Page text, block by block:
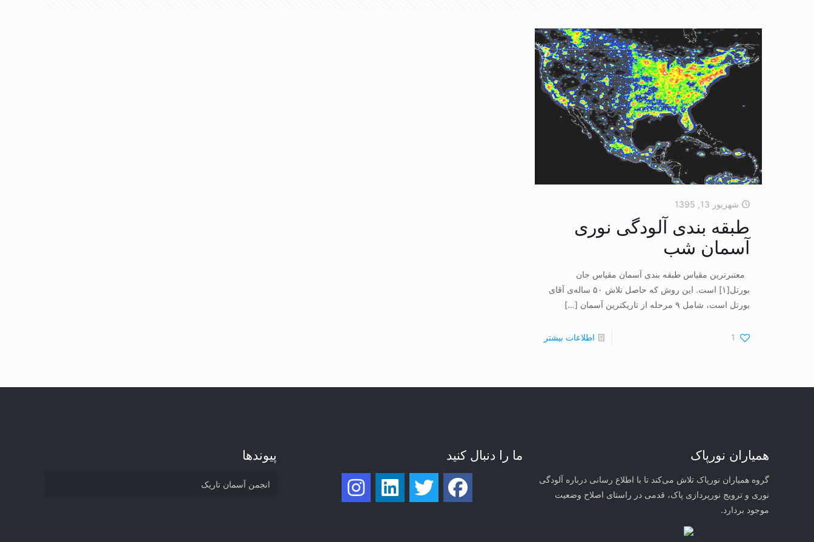
شهریور 13, 1395
طبقه بندی آلودگی نوری
آسمان شب
معتبرترین مقیاس طبقه بندی آسمان مقیاس جان
بورتل[۱] است. این روش که حاصل تلاش ۵۰ ساله‌ی آقای
بورتل است، شامل ۹ مرحله از تاریکترین آسمان
[…]
1 اطلاعات بیشتر
همیاران نورپاک
گروه همیاران نورپاک تلاش می‌کند تا با اطلاع رسانی درباره آلودگی
نوری و ترویج نورپردازی پاک، قدمی در راستای‌ اصلاح وضعیت
موجود بردارد.
ما را دنبال کنید پیوند‌ها
انجمن آسمان تاریک